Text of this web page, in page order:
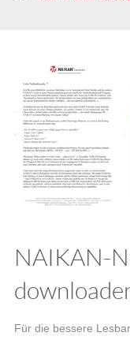
NAIKAN-
Für die bessere